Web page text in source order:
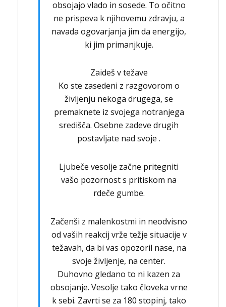
obsojajo vlado in sosede. To očitno
ne prispeva k njihovemu zdravju, a
navada ogovarjanja jim da energijo,
ki jim primanjkuje.
Zaideš v težave
Ko ste zasedeni z razgovorom o
življenju nekoga drugega, se
premaknete iz svojega notranjega
središča. Osebne zadeve drugih
postavljate nad svoje .
Ljubeče vesolje začne pritegniti
vašo pozornost s pritiskom na
rdeče gumbe.
Začenši z malenkostmi in neodvisno
od vaših reakcij vrže težje situacije v
težavah, da bi vas opozoril nase, na
svoje življenje, na center.
Duhovno gledano to ni kazen za
obsojanje. Vesolje tako človeka vrne
k sebi. Zavrti se za 180 stopinj, tako